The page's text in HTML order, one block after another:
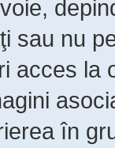
sau nu
acces la
în